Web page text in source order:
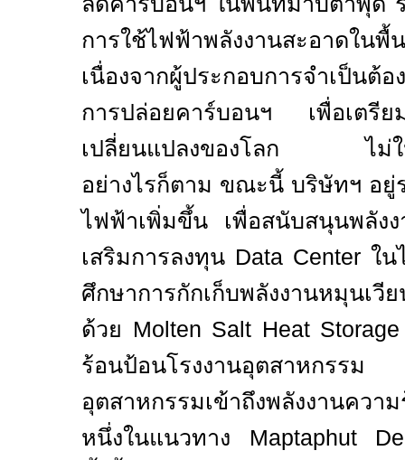
การใช้ไฟฟ้าพลังงานสะอาดใน
เนื่องจากผู้ประกอบการจำเป็นต้
การปล่อยคาร์บอนฯ เพื่อเตรีย
เปลี่ยนแปลงของโลก ไม่ให้
อย่างไรก็ตาม ขณะนี้ บริษัทฯ อยู่
ไฟฟ้าเพิ่มขึ้น เพื่อสนับสนุนพลังง
เสริมการลงทุน Data Center ใ
ศึกษาการกักเก็บพลังงานหมุนเวี
ด้วย Molten Salt Heat
ร้อนป้อนโรงงานอุตสาหกร
อุตสาหกรรมเข้าถึงพลังงานควา
หนึ่งในแนวทาง Maptaphut